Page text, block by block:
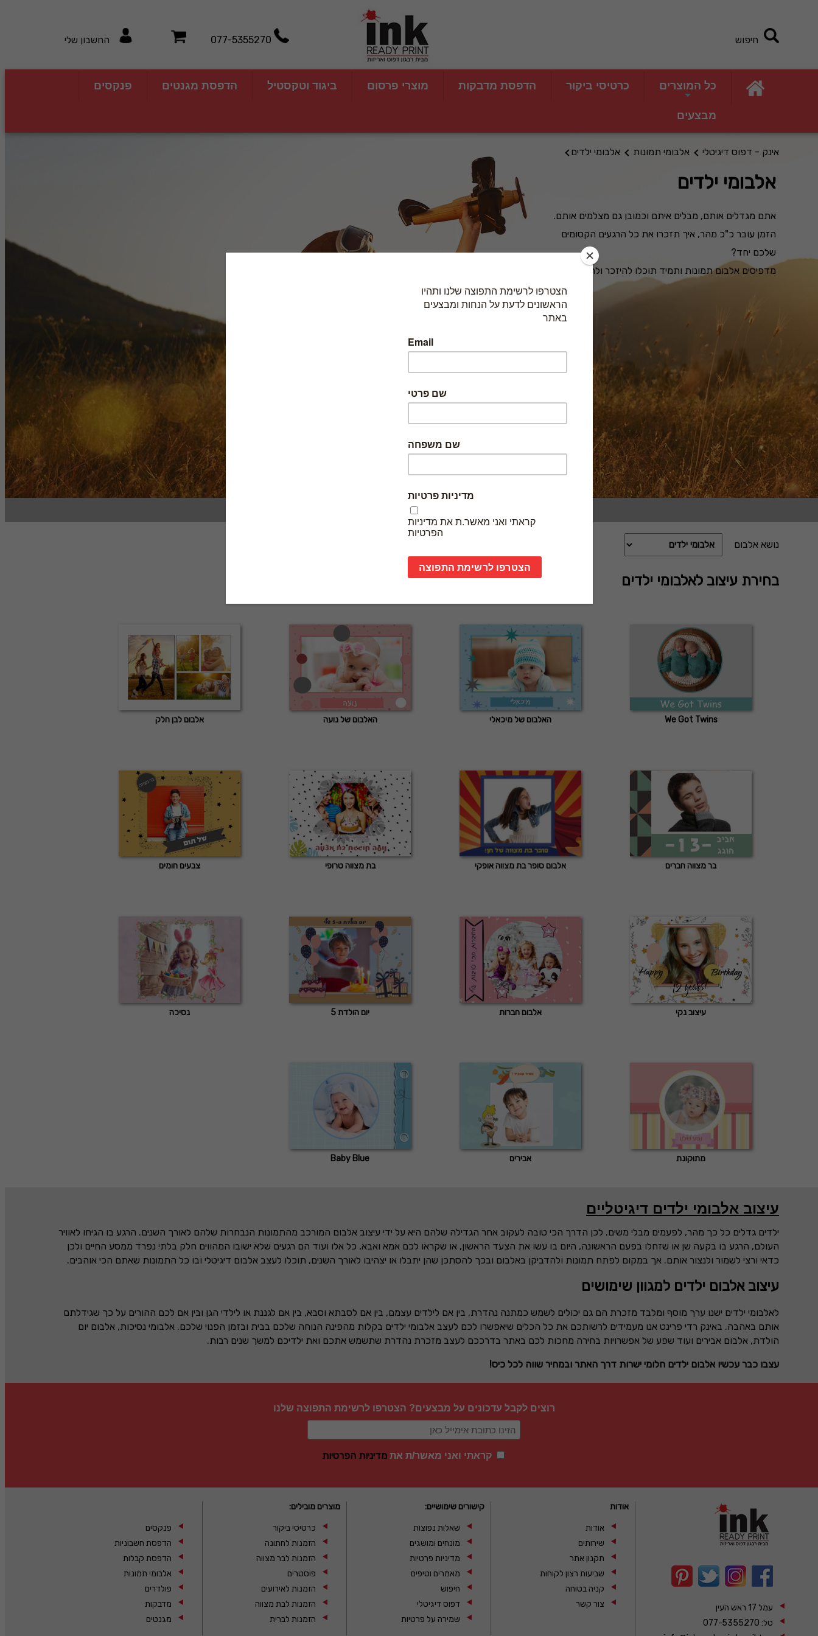
חיפוש 077-5355270 החשבון שלי
כל המוצרים כרטיסי ביקור הדפסת מדבקות מוצרי פרסום ביגוד וטקסטיל הדפסת מגנטים פנקסים
מבצעים
אינק - דפוס דיגיטלי אלבומי תמונות אלבומי ילדים
אלבומי ילדים
אתם מגדלים אותם, מבלים איתם וכמובן גם מצלמים אותם.
הזמן עובר כ"כ מהר, איך תזכרו את כל הרגעים הקסומים
שלכם יחד?
מדפיסים אלבום תמונות ותמיד תוכלו להיזכר ולהתרגש.
הכמות המינימלית להזמנה היא 10 יח
נושא אלבום
בחירת עיצוב לאלבומי ילדים
We Got Twins האלבום של מיכאלי האלבום של נועה אלבום לבן חלק
בר מצווה חברים אלבום סופר בת מצווה אופקי בת מצווה טרופי צבעים חומים
עיצוב נקי אלבום חברות יום הולדת 5 נסיכה
מתוקונת אבירים Baby Blue
עיצוב אלבומי ילדים דיגיטליים
ילדים גדלים כל כך מהר, לפעמים מבלי משים. לכן הדרך הכי טובה לעקוב אחר הגדילה שלהם היא על ידי עיצוב אלבום המורכב מהתמונות הנבחרות שלהם לאורך השנים. הרגע בו הגיחו לאוויר
העולם, הרגע בו בקעה שן או שזחלו בפעם הראשונה, היום בו עשו את הצעד הראשון, או שקראו לכם אמא ואבא, כל אלו ועוד הם רגעים שלא ישובו המהווים חלק בלתי נפרד ממסע החיים ולכן
כדאי ורצי לשמור ולנצור אותם. אך במקום לפתח תמונות ולהדביקן באלבום ובכך להסתכן שהן יתבלו או יצהיבו לאורך השנים, תוכלו לעצב אלבום דיגיטלי ובו כל התמונות שאתם הכי אוהבים.
עיצוב אלבום ילדים למגוון שימושים
לאלבומי ילדים ישנו ערך מוסף ומלבד מזכרת הם גם יכולים לשמש כמתנה נהדרת, בין אם לילדים עצמם, בין אם לסבתא וסבא, בין אם לגננת או לילדי הגן ובין אם לכם ההורים על כך שגידלתם
אותם באהבה. באינק רדי פרינט אנו מעמידים לרשותכם את כל הכלים שיאפשרו לכם לעצב אלבומי ילדים בקלות מהפינה הנוחה שלכם בבית ובזמן הפנוי שלכם. אלבומי נסיכות, אלבום יום
הולדת, אלבום אבירים ועוד שפע של אפשרויות בחירה מחכות לכם באתר בדרככם לעצב מזכרת נהדרת שתשמש אתכם ואת ילדיכם למשך שנים רבות.
עצבו כבר עכשיו אלבום ילדים חלומי ישרות דרך האתר ובמחיר שווה לכל כיס!
רוצים לקבל עדכונים על מבצעים? הצטרפו לרשימת התפוצה שלנו
קראתי ואני מאשר/ת אתמדיניות הפרטיות
עמל 17 ראש העין
טל: 077-5355270
אודות
אודות
שירותים
תקנון אתר
שביעות רצון לקוחות
קניה בטוחה
צור קשר
קישורים שימושיים:
שאלות נפוצות
מונחים ומושגים
מדיניות פרטיות
מאמרים וטיפים
חיפוש
דפוס דיגיטלי
שמירה על פרטיות
מוצרים מובילים:
כרטיסי ביקור
הזמנות לחתונה
הזמנות לבר מצווה
פוסטרים
הזמנות לאירועים
הזמנות לבת מצווה
הזמנות לברית
פנקסים
הדפסת חשבוניות
הדפסת קבלות
אלבומי תמונות
פולדרים
מדבקות
מגנטים